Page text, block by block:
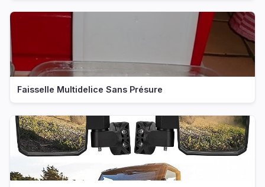
Faisselle Multidelice Sans Présure